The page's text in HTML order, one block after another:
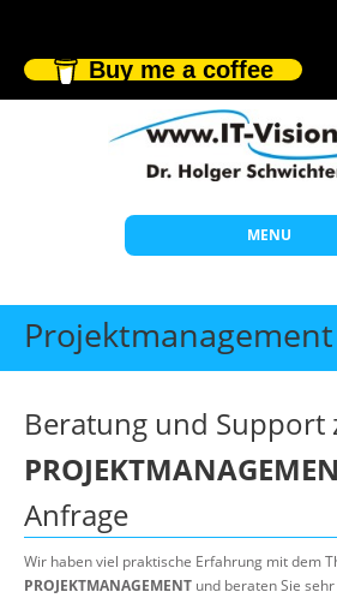
Buy me a coffee
MENU
Start
Themen
Individuelle Schulungen
Offene Seminare
Über uns
Projektmanagement
Beratung und Support
Anfrage
Wir haben viel praktische Erfahrung mit dem
PROJEKTMANAGEMENT und beraten Sie